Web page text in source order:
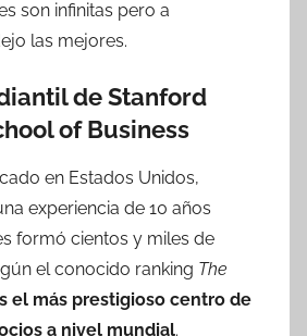
son infinitas pero a
las mejores.
de Stanford
of Business
en Estados Unidos,
experiencia de 10 años
formó cientos y miles de
el conocido ranking The
el más prestigioso centro de
a nivel mundial.